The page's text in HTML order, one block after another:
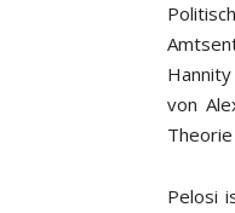
von
Pelosi